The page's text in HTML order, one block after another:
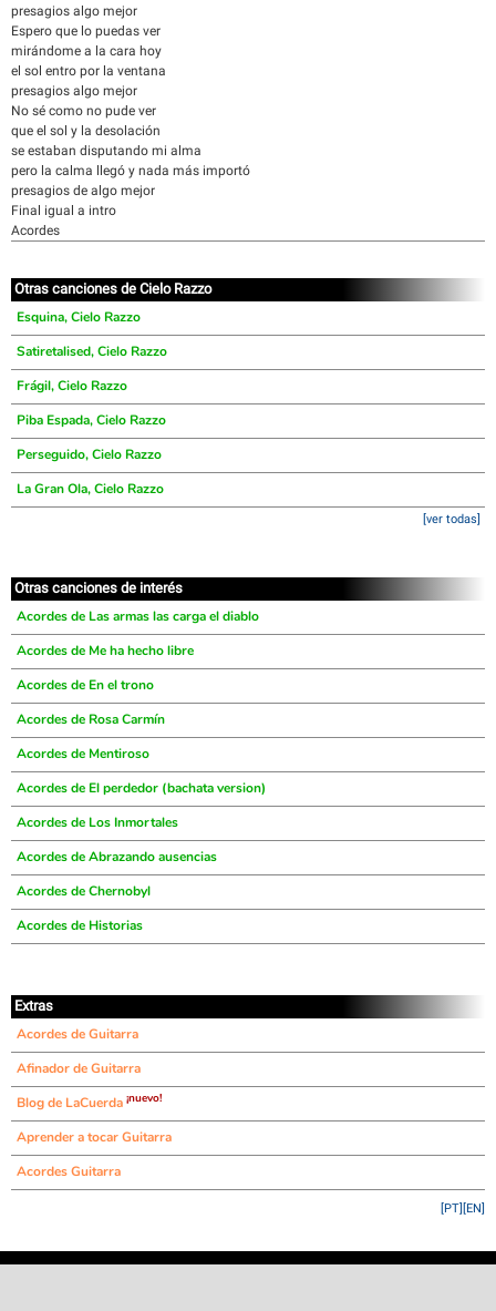
presagios algo mejor
Espero que lo puedas ver
mirándome a la cara hoy
el sol entro por la ventana
presagios algo mejor
No sé como no pude ver
que el sol y la desolación
se estaban disputando mi alma
pero la calma llegó y nada más importó
presagios de algo mejor
Final igual a intro
Acordes
Otras canciones de Cielo Razzo
Esquina, Cielo Razzo
Satiretalised, Cielo Razzo
Frágil, Cielo Razzo
Piba Espada, Cielo Razzo
Perseguido, Cielo Razzo
La Gran Ola, Cielo Razzo
[ver todas]
Otras canciones de interés
Acordes de Las armas las carga el diablo
Acordes de Me ha hecho libre
Acordes de En el trono
Acordes de Rosa Carmín
Acordes de Mentiroso
Acordes de El perdedor (bachata version)
Acordes de Los Inmortales
Acordes de Abrazando ausencias
Acordes de Chernobyl
Acordes de Historias
Extras
Acordes de Guitarra
Afinador de Guitarra
Blog de LaCuerda ¡nuevo!
Aprender a tocar Guitarra
Acordes Guitarra
[EN]
[PT]